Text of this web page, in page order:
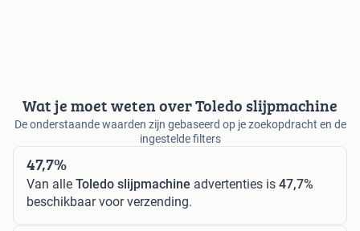
Wat je moet weten over Toledo slijpmachine
De onderstaande waarden zijn gebaseerd op je zoekopdracht en de
ingestelde filters
47,7%
Van alle Toledo slijpmachine advertenties is 47,7%
beschikbaar voor verzending.